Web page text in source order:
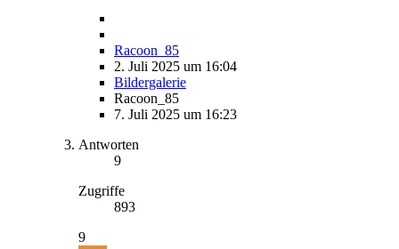
Racoon_85
2. Juli 2025 um 16:04
Bildergalerie
Racoon_85
7. Juli 2025 um 16:23
Antworten
9
Zugriffe
893
9